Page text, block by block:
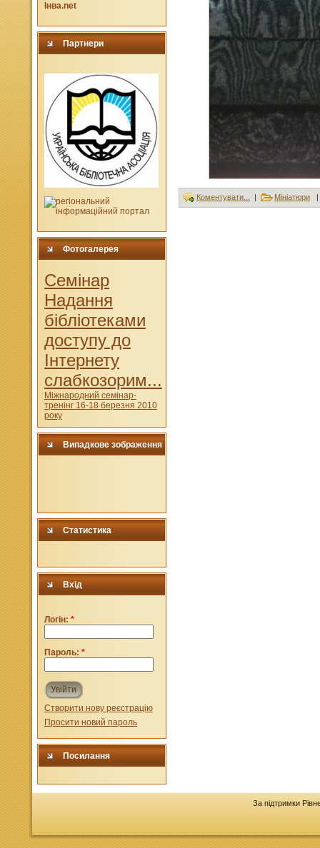
Інва.net
Партнери
Фотогалерея
Cемінар
Надання
бібліотеками
доступу до
Інтернету
слабкозорим...
Міжнародний семінар-
тренінг 16-18 березня 2010
року
Випадкове зображення
Статистика
Вхід
Логін: *
Пароль: *
Увійти
Створити нову реєстрацію
Просити новий пароль
Посилання
Коментувати... | Мініатюри |
За підтримки